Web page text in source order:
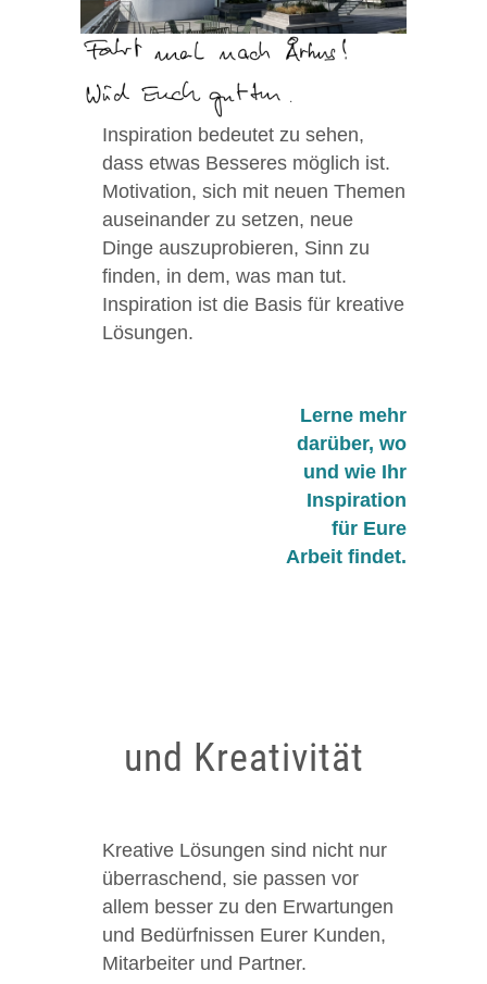
Inspiration bedeutet zu sehen,
dass etwas Besseres möglich ist.
Motivation, sich mit neuen Themen
auseinander zu setzen, neue
Dinge auszuprobieren, Sinn zu
finden, in dem, was man tut.
Inspiration ist die Basis für kreative
Lösungen.
Lerne mehr
darüber, wo
und wie Ihr
Inspiration
für Eure
Arbeit findet.
und Kreativität
Kreative Lösungen sind nicht nur
überraschend, sie passen vor
allem besser zu den Erwartungen
und Bedürfnissen Eurer Kunden,
Mitarbeiter und Partner.